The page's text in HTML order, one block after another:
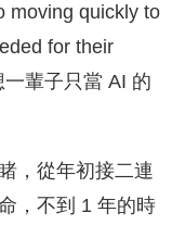
moving quickly to
for their
輩子只當 AI 的
，從年初接二連
，不到 1 年的時